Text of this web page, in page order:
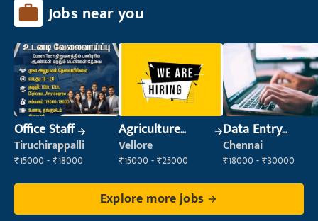
Jobs near you
Office Staff
Tiruchirappalli
₹15000 - ₹18000
Agriculture
Labour
Vellore
₹15000 - ₹25000
Data Entry
Operator
Chennai
₹18000 - ₹30000
Explore more jobs